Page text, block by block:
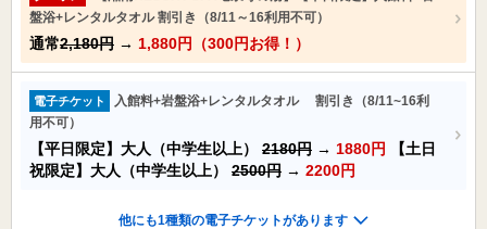
盤浴+レンタルタオル 割引き（8/11～16利用不可）
通常2,180円 → 1,880円（300円お得！）
電子チケット
入館料+岩盤浴+レンタルタオル 割引き（8/11~16利
用不可）
【平日限定】大人（中学生以上） 2180円 → 1880円
【土日
祝限定】大人（中学生以上） 2500円 → 2200円
他にも1種類の電子チケットがあります